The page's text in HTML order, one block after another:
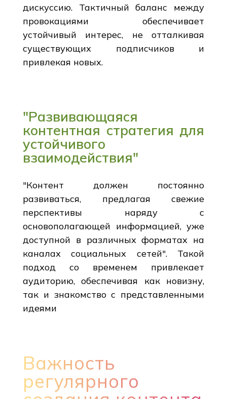
дискуссию. Тактичный баланс между
провокациями обеспечивает
устойчивый интерес, не отталкивая
существующих подписчиков и
привлекая новых.
"Развивающаяся
контентная стратегия для
устойчивого
взаимодействия"
"Контент должен постоянно
развиваться, предлагая свежие
перспективы наряду с
основополагающей информацией, уже
доступной в различных форматах на
каналах социальных сетей". Такой
подход со временем привлекает
аудиторию, обеспечивая как новизну,
так и знакомство с представленными
идеями
Важность
регулярного